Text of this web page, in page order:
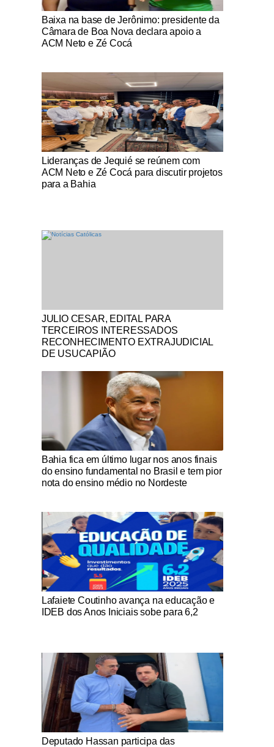
Notícias Católicas
Baixa na base de Jerônimo: presidente da
Câmara de Boa Nova declara apoio a
ACM Neto e Zé Cocá
Notícias Católicas
Lideranças de Jequié se reúnem com
ACM Neto e Zé Cocá para discutir projetos
para a Bahia
Notícias Católicas
JULIO CESAR, EDITAL PARA
TERCEIROS INTERESSADOS
RECONHECIMENTO EXTRAJUDICIAL
DE USUCAPIÃO
Notícias Católicas
Bahia fica em último lugar nos anos finais
do ensino fundamental no Brasil e tem pior
nota do ensino médio no Nordeste
Notícias Católicas
Lafaiete Coutinho avança na educação e
IDEB dos Anos Iniciais sobe para 6,2
Notícias Católicas
Deputado Hassan participa das